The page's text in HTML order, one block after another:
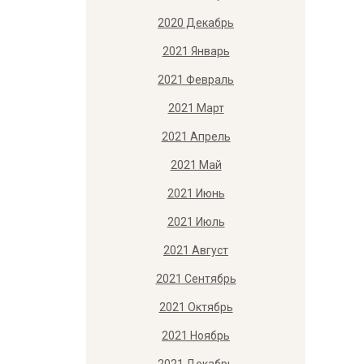
2020 Декабрь
2021 Январь
2021 Февраль
2021 Март
2021 Апрель
2021 Май
2021 Июнь
2021 Июль
2021 Август
2021 Сентябрь
2021 Октябрь
2021 Ноябрь